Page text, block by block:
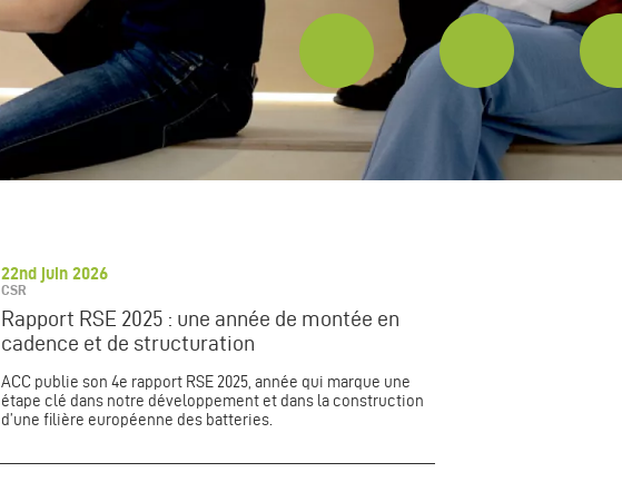
22nd juin 2026
CSR
Rapport RSE 2025 : une année de montée en
cadence et de structuration
ACC publie son 4e rapport RSE 2025, année qui marque une
étape clé dans notre développement et dans la construction
d’une filière européenne des batteries.